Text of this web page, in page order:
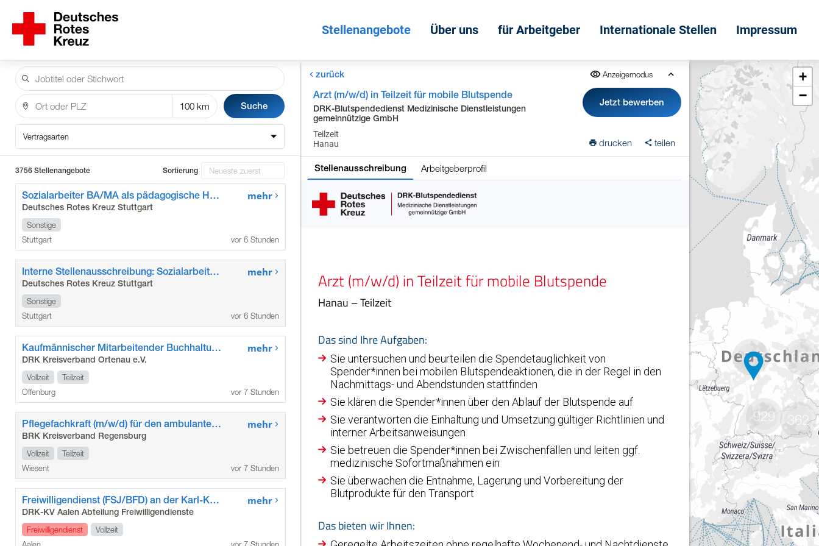
Stellenangebote Über uns für Arbeitgeber Internationale Stellen Impressum
Suche
Vertragsarten
3756 Stellenangebote Sortierung
Sozialarbeiter BA/MA als pädagogische Hausleitung
Deutsches Rotes Kreuz Stuttgart
Sonstige
Stuttgart
mehr
vor 6 Stunden
Interne Stellenausschreibung: Sozialarbeiter BA/MA als pädagogische Hausleitung
Deutsches Rotes Kreuz Stuttgart
Sonstige
Stuttgart
mehr
vor 6 Stunden
Kaufmännischer Mitarbeitender Buchhaltung (m/w/d)
DRK Kreisverband Ortenau e.V.
Vollzeit
Teilzeit
Offenburg
mehr
vor 7 Stunden
Pflegefachkraft (m/w/d) für den ambulanten Pflegedienst Wiesent
BRK Kreisverband Regensburg
Vollzeit
Teilzeit
Wiesent
mehr
vor 7 Stunden
Freiwilligendienst (FSJ/BFD) an der Karl-Kessler-Schule der Stadt Aalen
DRK-KV Aalen Abteilung Freiwilligendienste
Freiwilligendienst
Vollzeit
mehr
zurück Anzeigemodus
Arzt (m/w/d) in Teilzeit für mobile Blutspende
DRK-Blutspendedienst Medizinische Dienstleistungen
gemeinnützige GmbH
Teilzeit
Hanau
Jetzt bewerben
drucken teilen
Stellenausschreibung Arbeitgeberprofil
1777
929
609
362
+
−